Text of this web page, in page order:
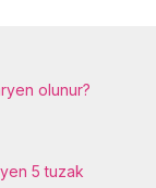
olunur?
5 tuzak